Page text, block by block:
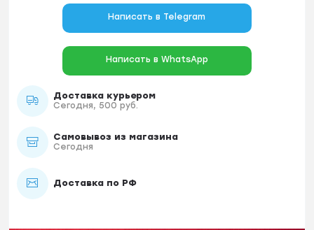
Написать в Telegram
Написать в WhatsApp
Доставка курьером
Сегодня, 500 руб.
Самовывоз из магазина
Сегодня
Доставка по РФ